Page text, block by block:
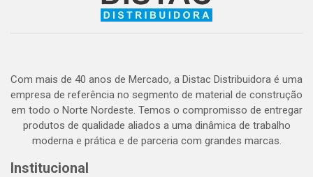
Com mais de 40 anos de Mercado, a Distac Distribuidora é uma
empresa de referência no segmento de material de construção
em todo o Norte Nordeste. Temos o compromisso de entregar
produtos de qualidade aliados a uma dinâmica de trabalho
moderna e prática e de parceria com grandes marcas.
Institucional